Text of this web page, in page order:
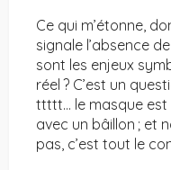
Ce qui m’étonne,
signale l’absence
sont les enjeux
réel ? C’est un
ttttt… le masque est
avec un bâillon ; et
pas, c’est tout le